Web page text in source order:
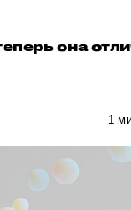
она
1